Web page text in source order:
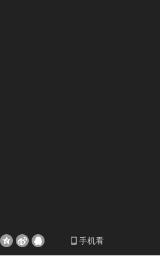
手机看